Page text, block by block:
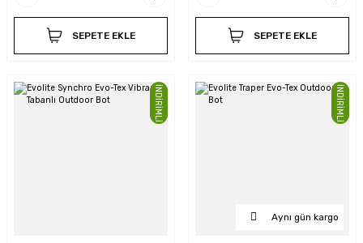
SEPETE EKLE SEPETE EKLE
İNDİRİMLİ İNDİRİMLİ
Aynı gün kargo